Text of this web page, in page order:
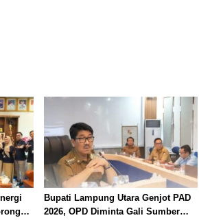
Bupati Lampung Utara Genjot PAD
2026, OPD Diminta Gali Sumber